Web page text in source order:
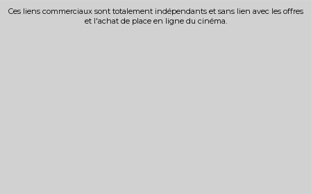
Ces liens commerciaux sont totalement indépendants et sans lien avec les offres
et l'achat de place en ligne du cinéma.